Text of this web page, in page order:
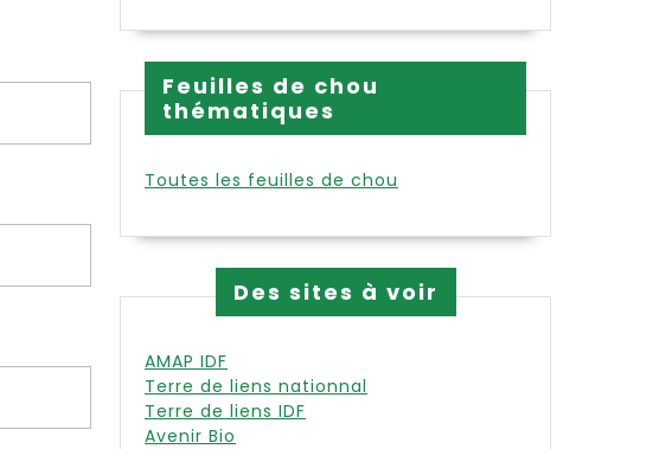
Feuilles de chou
thématiques
Toutes les feuilles de chou
Des sites à voir
AMAP IDF
Terre de liens nationnal
Terre de liens IDF
Avenir Bio